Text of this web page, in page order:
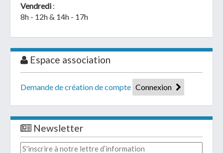
Vendredi :
8h - 12h & 14h - 17h
Espace association
Demande de création de compte Connexion
Newsletter